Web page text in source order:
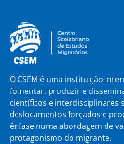
O CSEM é uma instituição
fomentar, produzir e
científicos e interdisciplinares
deslocamentos forçados e
ênfase numa abordagem de
protagonismo do migrante.